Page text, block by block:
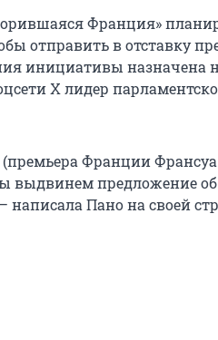
Франция»
отправить в отставку
инициативы назначена
X лидер
Франции
выдвинем предложение
написала Пано на своей